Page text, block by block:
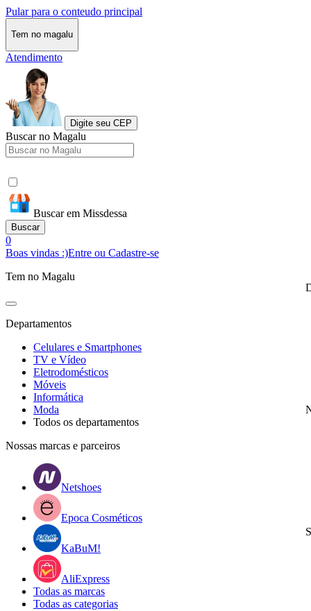
Pular para o conteudo principal
Tem no magalu
Atendimento
Digite seu CEP
Buscar no Magalu
Buscar em Missdessa
Buscar
0
Boas vindas :)Entre ou Cadastre-se
Tem no Magalu
Departamentos
Celulares e Smartphones
TV e Vídeo
Eletrodomésticos
Móveis
Informática
Moda
Todos os departamentos
Nossas marcas e parceiros
Netshoes
Epoca Cosméticos
KaBuM!
AliExpress
Todas as marcas
Todas as categorias